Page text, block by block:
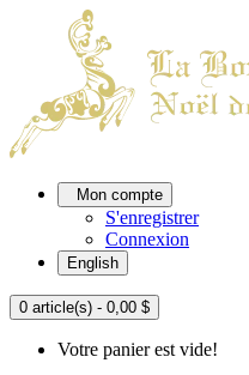
Mon compte
S'enregistrer
Connexion
English
0 article(s) - 0,00 $
Votre panier est vide!